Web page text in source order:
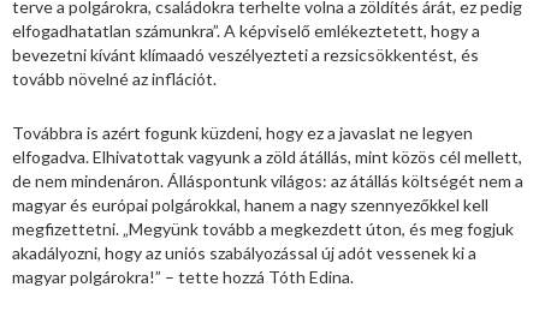
terve a polgárokra, családokra terhelte volna a zöldítés árát, ez pedig
elfogadhatatlan számunkra”. A képviselő emlékeztetett, hogy a
bevezetni kívánt klímaadó veszélyezteti a rezsicsökkentést, és
tovább növelné az inflációt.
Továbbra is azért fogunk küzdeni, hogy ez a javaslat ne legyen
elfogadva. Elhivatottak vagyunk a zöld átállás, mint közös cél mellett,
de nem mindenáron. Álláspontunk világos: az átállás költségét nem a
magyar és európai polgárokkal, hanem a nagy szennyezőkkel kell
megfizettetni. „Megyünk tovább a megkezdett úton, és meg fogjuk
akadályozni, hogy az uniós szabályozással új adót vessenek ki a
magyar polgárokra!” – tette hozzá Tóth Edina.